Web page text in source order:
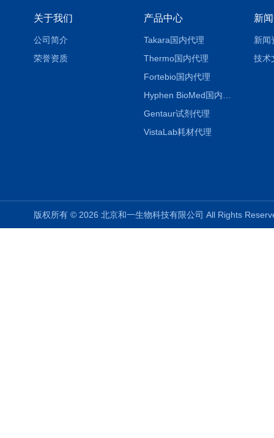
关于我们
公司简介
荣誉资质
产品中心
Takara国内代理
Thermo国内代理
Fortebio国内代理
Gentaur试剂代理
VistaLab耗材代理
新
新闻
技术
版权所有 © 2026 北京和一生物科技有限公司 All Rights